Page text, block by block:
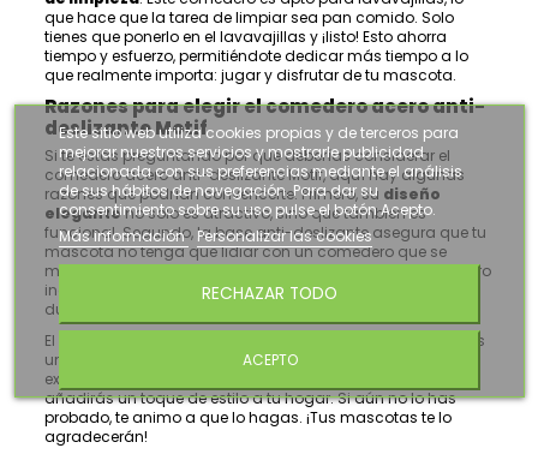
que hace que la tarea de limpiar sea pan comido. Solo
tienes que ponerlo en el lavavajillas y ¡listo! Esto ahorra
tiempo y esfuerzo, permitiéndote dedicar más tiempo a lo
que realmente importa: jugar y disfrutar de tu mascota.
Razones para elegir el comedero acero anti-
deslizante Motif
Si te estás preguntando por qué deberías considerar el
comedero acero anti-deslizante Motif, aquí hay algunas
razones que podrían convencerte. Primero, su diseño
eleganteno solo es atractivo, sino que también es
funcional. Segundo, la base anti-deslizante asegura que tu
mascota no tenga que lidiar con un comedero que se
mueve mientras come. Y por último, la durabilidad del acero
inoxidable garantiza que este comedero te acompañará
durante mucho tiempo.
El
es
una inversión que vale la pena. No solo mejorarás la
experiencia de comida de tu mascota, sino que también
añadirás un toque de estilo a tu hogar. Si aún no lo has
probado, te animo a que lo hagas. ¡Tus mascotas te lo
agradecerán!
Este sitio web utiliza cookies propias y de terceros para
mejorar nuestros servicios y mostrarle publicidad
relacionada con sus preferencias mediante el análisis
de sus hábitos de navegación. Para dar su
consentimiento sobre su uso pulse el botón Acepto.
Más información Personalizar las cookies
RECHAZAR TODO
ACEPTO